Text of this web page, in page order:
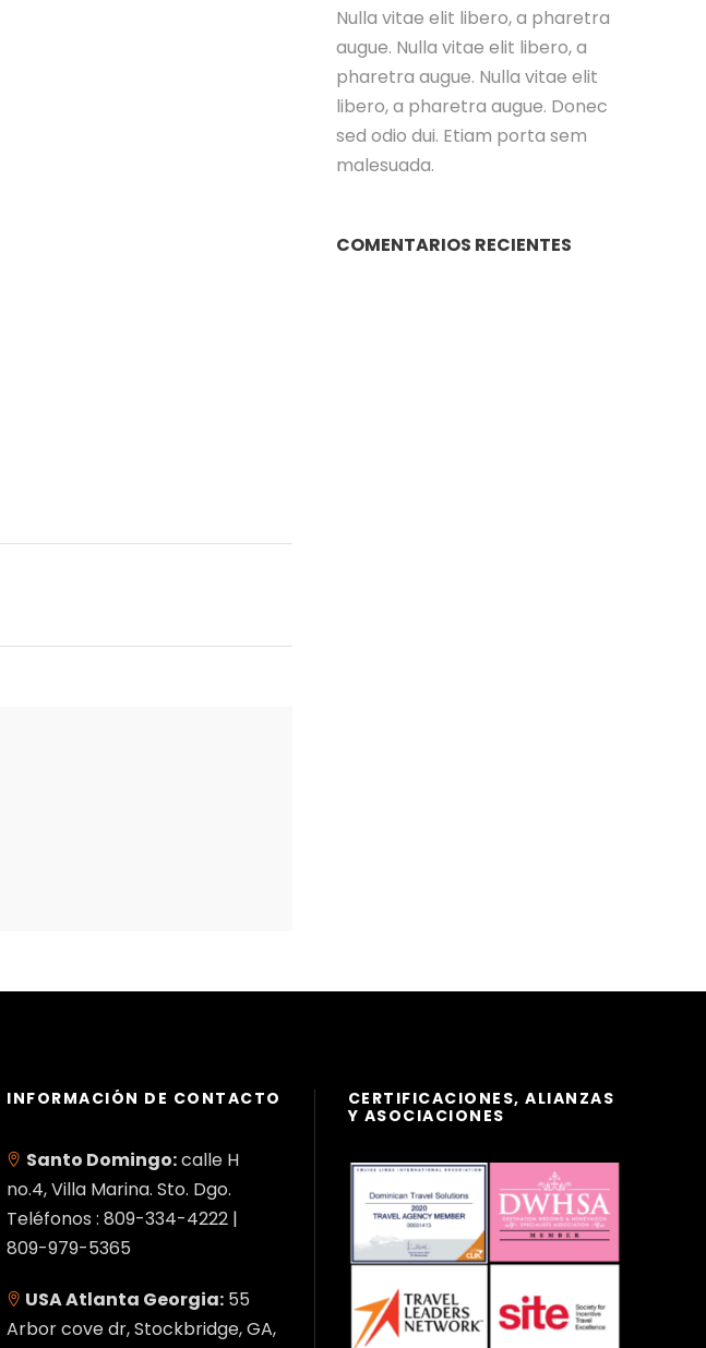
Nulla vitae elit libero, a pharetra
augue. Nulla vitae elit libero, a
pharetra augue. Nulla vitae elit
libero, a pharetra augue. Donec
sed odio dui. Etiam porta sem
malesuada.
COMENTARIOS RECIENTES
INFORMACIÓN DE CONTACTO
Santo Domingo:calle H
no.4, Villa Marina. Sto. Dgo.
Teléfonos : 809-334-4222 |
809-979-5365
USA Atlanta Georgia: 55
Arbor cove dr, Stockbridge, GA,
CERTIFICACIONES, ALIANZAS
Y ASOCIACIONES